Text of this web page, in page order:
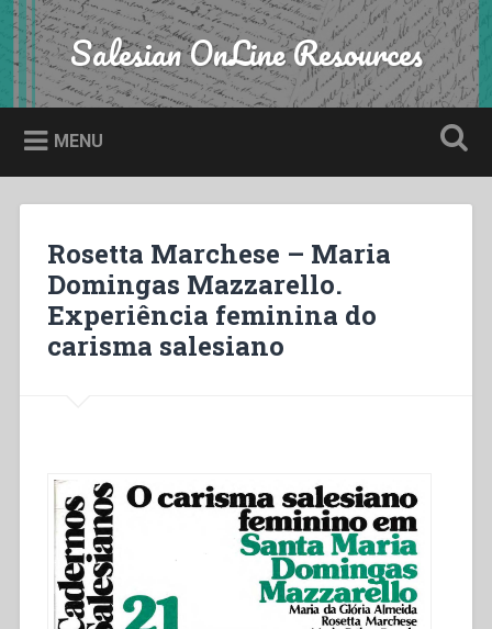
Skip
to
content
Search Salesian OnLine Resources
MENU
Rosetta Marchese – Maria
Domingas Mazzarello.
Experiência feminina do
carisma salesiano